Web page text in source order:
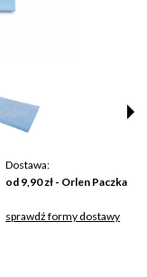
Dostawa:
od 9,90 zł - Orlen Paczka
sprawdź formy dostawy